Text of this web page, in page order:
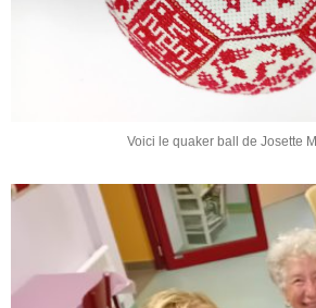
Voici le quaker ball de Josette